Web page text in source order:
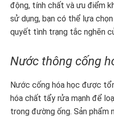
động, tính chất và ưu điểm
sử dụng, bạn có thể lựa
quyết tình trạng tắc nghẽn
Nước thông cống
Nước cống hóa học được
hóa chất tẩy rửa mạnh để
trong đường ống. Sản phẩm